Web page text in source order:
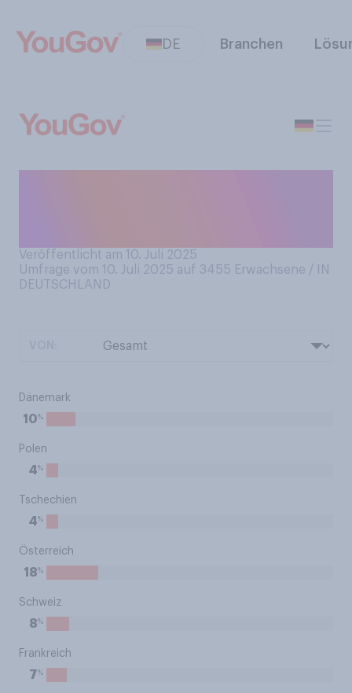
DE Branchen
Veröffentlicht am 10. Juli 2025
Umfrage vom 10. Juli 2025 auf 3455 Erwachsene / IN
DEUTSCHLAND
Dänemark
10%
Polen
4%
Tschechien
4%
Österreich
18%
Schweiz
8%
Frankreich
7%